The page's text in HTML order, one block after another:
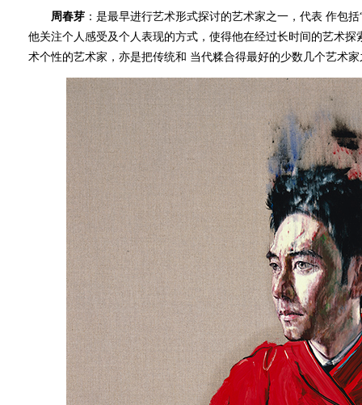
周春芽 ：是最早进行艺术形式探讨的艺术家之一，代表 作包
他关注个人感受及个人表现的方式，使得他在经过长时间的艺术
术个性的艺术家，亦是把传统和 当代糅合得最好的少数几个艺术